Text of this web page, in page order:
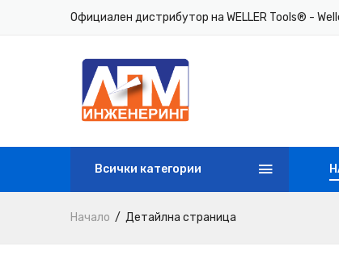
Официален дистрибутор на WELLER Tools® -
Всички категории
Начало Детайлна страница